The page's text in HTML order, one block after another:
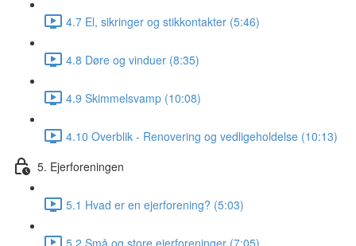
4.7 El, sikringer og stikkontakter (5:46)
4.8 Døre og vinduer (8:35)
4.9 Skimmelsvamp (10:08)
4.10 Overblik - Renovering og vedligeholdelse (10:13)
5. Ejerforeningen
5.1 Hvad er en ejerforening? (5:03)
5.2 Små og store ejerforeninger (7:05)